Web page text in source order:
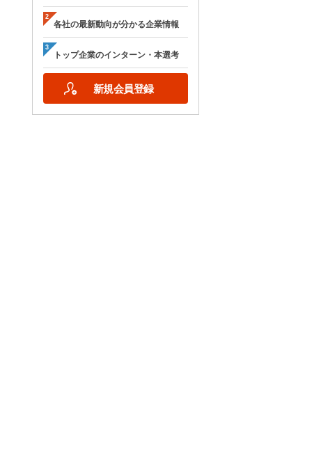
各社の最新動向が分かる企業情報
トップ企業のインターン・本選考
新規会員登録